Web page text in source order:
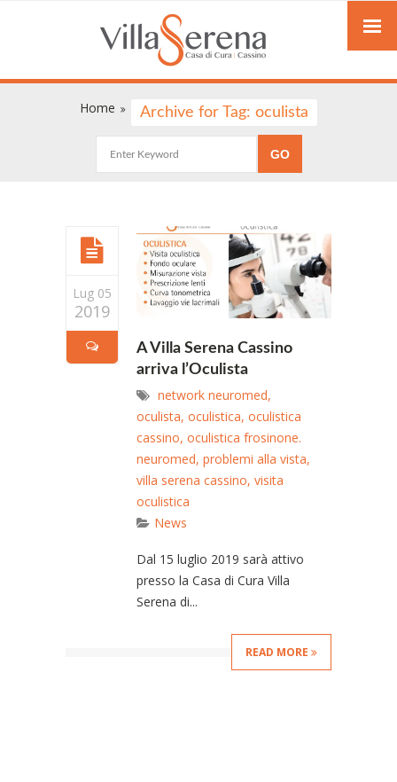
Home Archive for Tag: oculista
Lug 05
2019
A Villa Serena Cassino
arriva l’Oculista
network neuromed,
oculista, oculistica, oculistica
cassino, oculistica frosinone.
neuromed, problemi alla vista,
villa serena cassino, visita
oculistica
News
Dal 15 luglio 2019 sarà attivo
presso la Casa di Cura Villa
Serena di...
READ MORE